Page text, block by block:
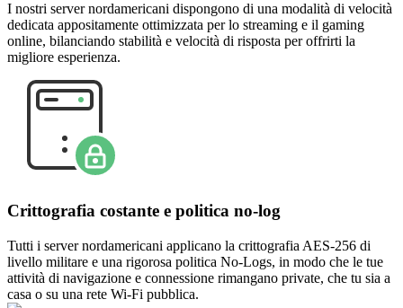
I nostri server nordamericani dispongono di una modalità di velocità
dedicata appositamente ottimizzata per lo streaming e il gaming
online, bilanciando stabilità e velocità di risposta per offrirti la
migliore esperienza.
Crittografia costante e politica no-log
Tutti i server nordamericani applicano la crittografia AES-256 di
livello militare e una rigorosa politica No-Logs, in modo che le tue
attività di navigazione e connessione rimangano private, che tu sia a
casa o su una rete Wi-Fi pubblica.